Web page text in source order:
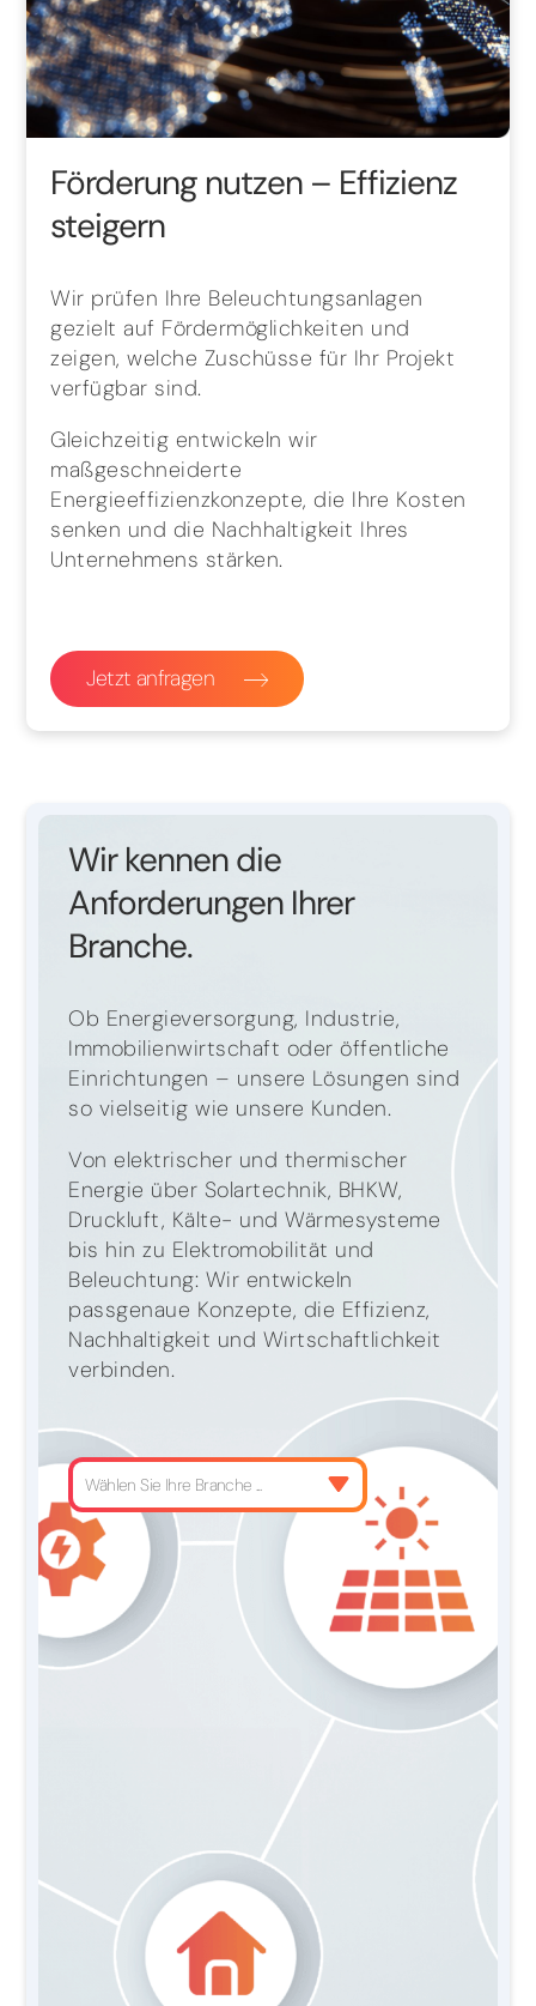
Förderung nutzen – Effizienz
steigern
Wir prüfen Ihre Beleuchtungsanlagen
gezielt auf Fördermöglichkeiten und
zeigen, welche Zuschüsse für Ihr Projekt
verfügbar sind.
Gleichzeitig entwickeln wir
maßgeschneiderte
Energieeffizienzkonzepte, die Ihre Kosten
senken und die Nachhaltigkeit Ihres
Unternehmens stärken.
Jetzt anfragen
Wir kennen die
Anforderungen Ihrer
Branche.
Ob Energieversorgung, Industrie,
Immobilienwirtschaft oder öffentliche
Einrichtungen – unsere Lösungen sind
so vielseitig wie unsere Kunden.
Von elektrischer und thermischer
Energie über Solartechnik, BHKW,
Druckluft, Kälte- und Wärmesysteme
bis hin zu Elektromobilität und
Beleuchtung: Wir entwickeln
passgenaue Konzepte, die Effizienz,
Nachhaltigkeit und Wirtschaftlichkeit
verbinden.
Wählen Sie Ihre Branche ...